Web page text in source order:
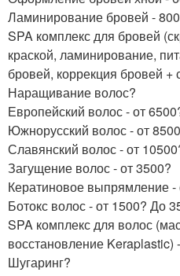
Ламинирование бровей -
SPA комплекс для бровей
краской, ламинирование,
бровей, коррекция бровей +
Наращивание волос?
Европейский волос - от
Южнорусский волос - от
Славянский волос - от
Загущение волос - от 3500?
Кератиновое выпрямление
Ботокс волос - от 1500? До
SPA комплекс для волос
восстановление Keraplastic)
Шугаринг?